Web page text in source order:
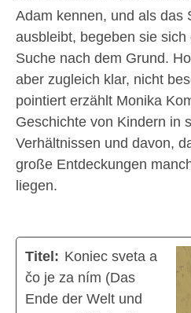
Adam kennen, und als das
ausbleibt, begeben sie
Suche nach dem Grund.
aber zugleich klar, nicht
pointiert erzählt Monika
Geschichte von Kindern in
Verhältnissen und davon,
große Entdeckungen
liegen.
Titel: Koniec sveta a
čo je za ním (Das
Ende der Welt und